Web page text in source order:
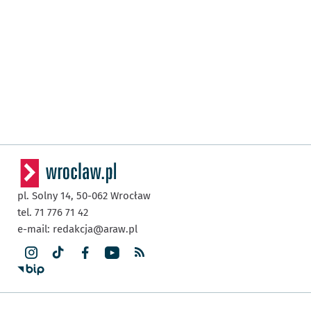
pl. Solny 14, 50-062 Wrocław
tel. 71 776 71 42
e-mail: redakcja@araw.pl